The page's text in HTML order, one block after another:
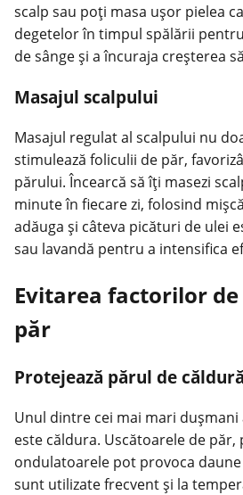
scalp sau poți masa ușor pielea
degetelor în timpul spălării
de sânge și a încuraja creșterea
Masajul scalpului
Masajul regulat al scalpului nu
stimulează foliculii de păr,
părului. Încearcă să îți masezi
minute în fiecare zi, folosind
adăuga și câteva picături de ulei
sau lavandă pentru a intensifica
Evitarea factorilor
păr
Protejează părul de căldură
Unul dintre cei mai mari
este căldura. Uscătoarele de păr,
ondulatoarele pot provoca
sunt utilizate frecvent și la